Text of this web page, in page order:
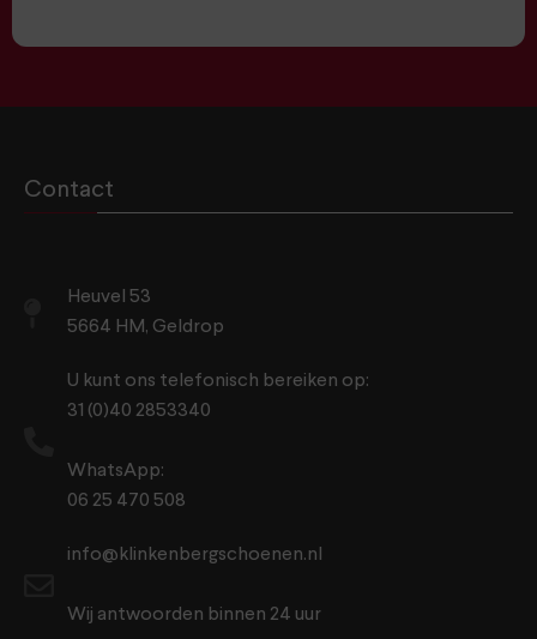
Contact
Heuvel 53
5664 HM, Geldrop
U kunt ons telefonisch bereiken op:
31 (0)40 2853340
WhatsApp:
06 25 470 508
info@klinkenbergschoenen.nl
Wij antwoorden binnen 24 uur